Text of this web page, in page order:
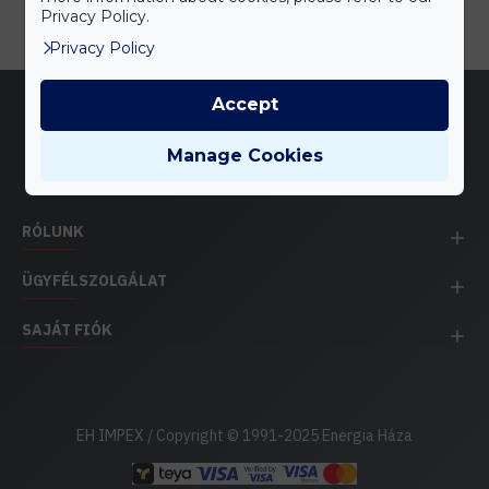
RÓLUNK
ÜGYFÉLSZOLGÁLAT
SAJÁT FIÓK
EH IMPEX / Copyright © 1991-2025 Energia Háza
Privacy Policy.
Privacy Policy
Manage Cookies
Accept